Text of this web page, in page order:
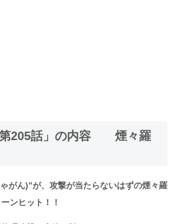
第205話」の内容 煙々羅
がん)”が、攻撃が当たらないはずの煙々羅
ンヒット！！